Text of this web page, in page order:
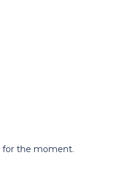
for the moment.